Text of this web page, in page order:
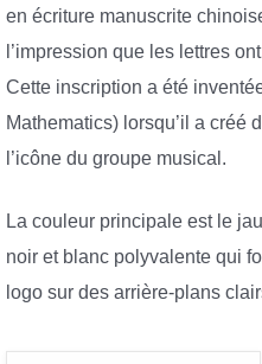
en écriture manuscrite
l’impression que les lettres
Cette inscription a été
Mathematics) lorsqu’il a créé
l’icône du groupe musical.
La couleur principale est le
noir et blanc polyvalente qui
logo sur des arrière-plans